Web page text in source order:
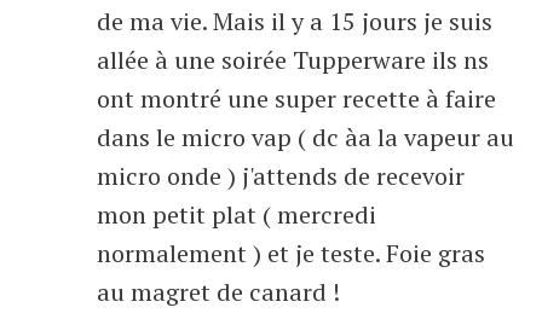
de ma vie. Mais il y a 15 jours je suis
allée à une soirée Tupperware ils ns
ont montré une super recette à faire
dans le micro vap ( dc àa la vapeur au
micro onde ) j'attends de recevoir
mon petit plat ( mercredi
normalement ) et je teste. Foie gras
au magret de canard !